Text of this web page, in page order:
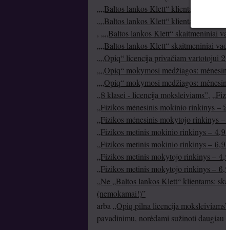
„„Baltos lankos Klett“ klientams:
„„Baltos lankos Klett“ klientams:
, „„Baltos lankos Klett“ skaitmeniniai
„„Baltos lankos Klett“ skaitmeniniai
„„Opiq“ licencija privačiam vartotojui
„„Opiq“ mokymosi medžiagos:
„„Opiq“ mokymosi medžiagos:
„8 klasei - licencija moksleiviams”,
„Fizikos mėnesinis mokinio rinkinys –
„Fizikos mėnesinis mokytojo rinkinys
„Fizikos metinis mokinio rinkinys –
„Fizikos metinis mokinio rinkinys –
„Fizikos metinis mokytojo rinkinys –
„Fizikos metinis mokytojo rinkinys –
„Ne „Baltos lankos Klett“ klientams:
(nemokamai!)”
arba „Opiq pilna licencija
pavadinimu, norėdami sužinoti